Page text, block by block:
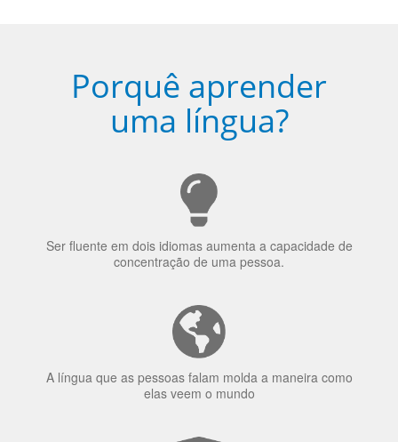
Porquê aprender
uma língua?
Ser fluente em dois idiomas aumenta a capacidade de
concentração de uma pessoa.
A língua que as pessoas falam molda a maneira como
elas veem o mundo